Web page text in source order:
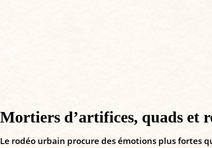
Mortiers d’artifices, quads et
Le rodéo urbain procure des émotions plus fortes